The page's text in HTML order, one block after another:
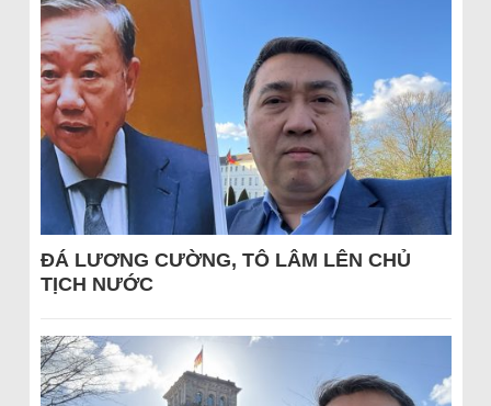
ĐÁ LƯƠNG CƯỜNG, TÔ LÂM LÊN CHỦ
TỊCH NƯỚC